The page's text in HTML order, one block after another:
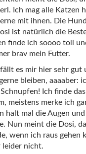
Ich mag alle Katzen
mit ihnen. Die
ist natürlich die
finde ich soooo toll
brav mein Futter.
es mir hier sehr gut
bleiben, aaaaber:
Ich finde
meistens merke ich
halt mal die Augen und
Nun meint die Dosi,
wenn ich raus gehen
leider nicht.